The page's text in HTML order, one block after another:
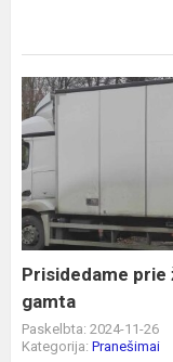
Prisidedame
prie
žiedinės
ekonomikos,
rūpinamės
gamta
Prisidedame prie
gamta
Paskelbta: 2024-11-26
Kategorija: Pranešimai